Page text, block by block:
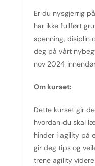
Er du nysgjerrig
har ikke fullført
spenning, disiplin
deg på vårt
nov 2024
Om kurset:
Dette kurset gir
hvordan du skal
hinder i agility på
gir deg tips og
trene agility